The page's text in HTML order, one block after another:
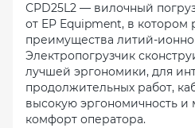
СРD25L2 — вилочный
от EP Equipment, в котором
преимущества литий-
Электропогрузчик
лучшей эргономики, для
продолжительных работ,
высокую эргономичность и
комфорт оператора.